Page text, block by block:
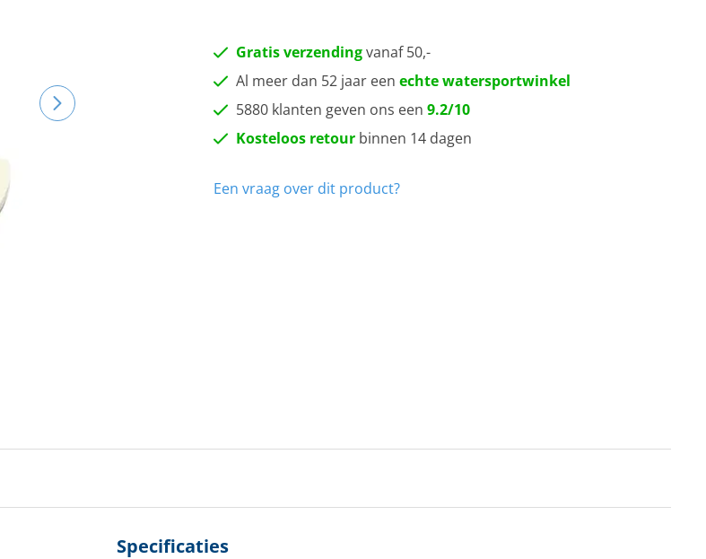
Gratis verzendingvanaf 50,-
Al meer dan 52 jaar een echte watersportwinkel
5880 klanten geven ons een 9.2/10
Kosteloos retourbinnen 14 dagen
Een vraag over dit product?
Specificaties